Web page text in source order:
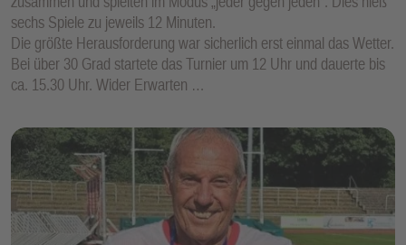
sechs Spiele zu jeweils 12 Minuten.
Die größte Herausforderung war sicherlich erst einmal das Wetter.
Bei über 30 Grad startete das Turnier um 12 Uhr und dauerte bis
ca. 15.30 Uhr. Wider Erwarten …